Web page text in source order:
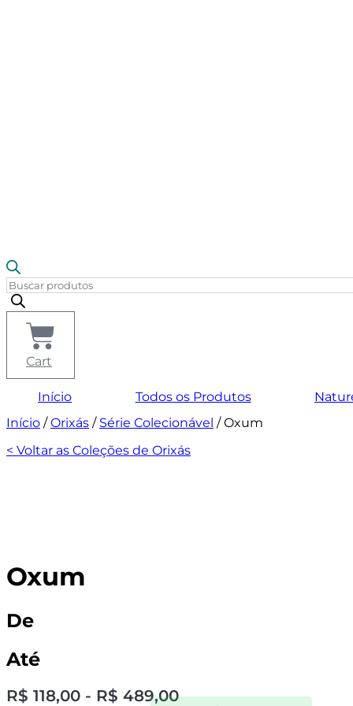
Pesquisar
produtos
Cart
Início Todos os Produtos
Início /Orixás / Série Colecionável / Oxum
< Voltar as Coleções de Orixás
Oxum
De
Até
R$ 118,00 - R$ 489,00